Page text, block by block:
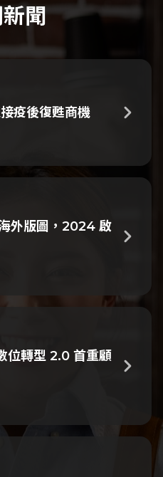
聞
疫後復甦商機 keyboard_arrow_right
外版圖，2024 啟
keyboard_arrow_right
位轉型 2.0 首重顧
keyboard_arrow_right